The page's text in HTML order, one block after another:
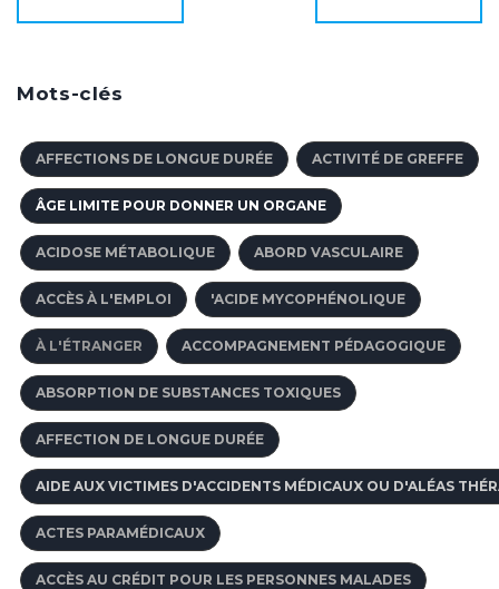
Mots-clés
AFFECTIONS DE LONGUE DURÉE ACTIVITÉ DE GREFFE
ÂGE LIMITE POUR DONNER UN ORGANE
ACIDOSE MÉTABOLIQUE ABORD VASCULAIRE
ACCÈS À L'EMPLOI 'ACIDE MYCOPHÉNOLIQUE
À L'ÉTRANGER ACCOMPAGNEMENT PÉDAGOGIQUE
ABSORPTION DE SUBSTANCES TOXIQUES
AFFECTION DE LONGUE DURÉE
AIDE AUX VICTIMES D'ACCIDENTS MÉDICAUX OU D'ALÉAS
ACTES PARAMÉDICAUX
ACCÈS AU CRÉDIT POUR LES PERSONNES MALADES